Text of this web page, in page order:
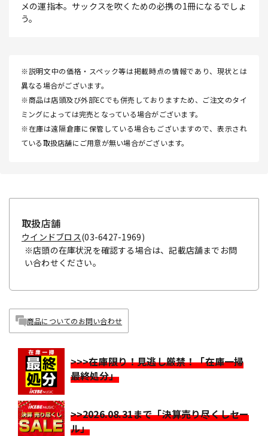
メの運指本。サックスを吹くための必携の1冊になるでしょ
う。
※説明文中の価格・スペック等は掲載時点の情報であり、現状とは
異なる場合がございます。
※商品は店頭及び外部ECでも併売しておりますため、ご注文のタイ
ミングによっては完売となっている場合がございます。
※在庫は遠隔倉庫に保管している場合もございますので、表示され
ている取扱店舗にご用意が無い場合がございます。
取扱店舗
ウインドブロス(03-6427-1969)
※店頭の在庫状況を確認する場合は、記載店舗までお問
い合わせください。
商品についてのお問い合わせ
>>>在庫限り！見逃し厳禁！「在庫一掃
最終処分」
>>2026.08.31まで「決算売り尽くしセー
ル」